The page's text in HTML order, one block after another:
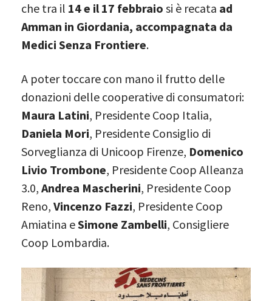
che tra il 14 e il 17 febbraio si è recata ad
Amman in Giordania, accompagnata da
Medici Senza Frontiere.
A poter toccare con mano il frutto delle
donazioni delle cooperative di consumatori:
Maura Latini, Presidente Coop Italia,
Daniela Mori, Presidente Consiglio di
Sorveglianza di Unicoop Firenze, Domenico
Livio Trombone, Presidente Coop Alleanza
3.0, Andrea Mascherini, Presidente Coop
Reno, Vincenzo Fazzi, Presidente Coop
Amiatina eSimone Zambelli, Consigliere
Coop Lombardia.